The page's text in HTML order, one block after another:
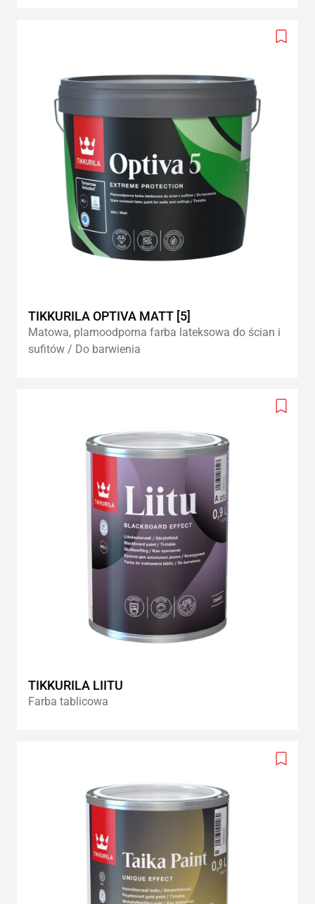
Add
TIKKURILA OPTIVA MATT [5]
Matowa, plamoodporna farba lateksowa do ścian i
sufitów / Do barwienia
Add
TIKKURILA LIITU
Farba tablicowa
Add